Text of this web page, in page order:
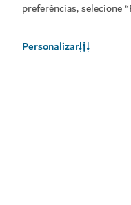
preferências, selecione
Personalizar
Obtenha a App Visit